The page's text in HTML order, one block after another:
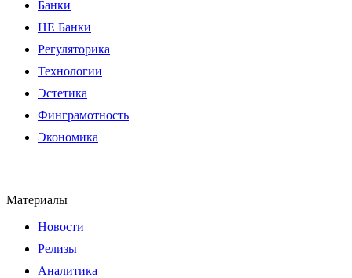
Банки
НЕ Банки
Регуляторика
Технологии
Эстетика
Финграмотность
Экономика
Материалы
Новости
Релизы
Аналитика